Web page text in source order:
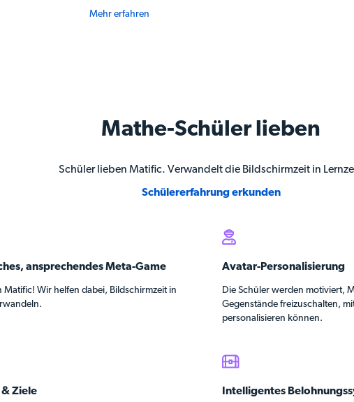
Mehr erfahren
Mathe-Schüler lieben
Schüler lieben Matific. Verwandelt die Bildschirmzeit in
Schülererfahrung erkunden
ansprechendes Meta-Game
Matific! Wir helfen dabei, Bildschirmzeit in
Avatar-Personalisierung
Die Schüler werden motiviert,
Gegenstände freizuschalten,
personalisieren können.
& Ziele Intelligentes